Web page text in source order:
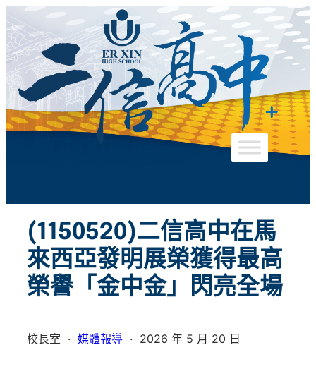
至
主
容
(1150520)二信高中在馬
來西亞發明展榮獲得最高
榮譽「金中金」閃亮全場
校長室 · 媒體報導 · 2026 年 5 月 20 日